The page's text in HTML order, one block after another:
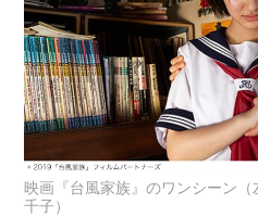
映画『台風家族』のワンシーン
千子）